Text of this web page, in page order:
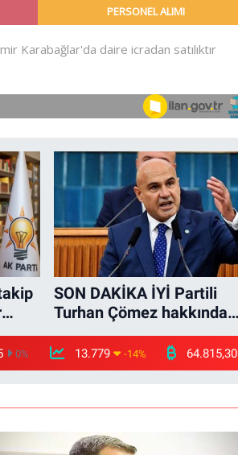
SON DAKİKA İYİ Partili
Turhan Çömez hakkında
soruşturma!
0% 13.779 -14% 64.815,30